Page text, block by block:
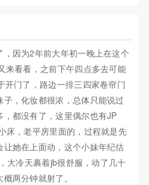
因为2年前大年初一晚上在这个
来看看，之前下午四点多去可能
开门了，路边一排三四家卷帘门
，化妆都很浓，总体只能说过
都没有了，这里偶尔也有JP
床，老平房里面的，过程就是先
她在上面动，这个小妹年纪估
大冷天裹着jb很舒服，动了几十
两分钟就射了。